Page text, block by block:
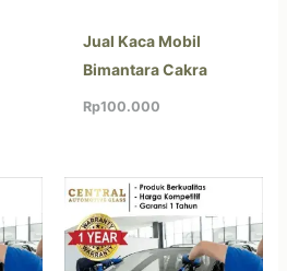
Jual Kaca Mobil
Bimantara Cakra
Rp100.000